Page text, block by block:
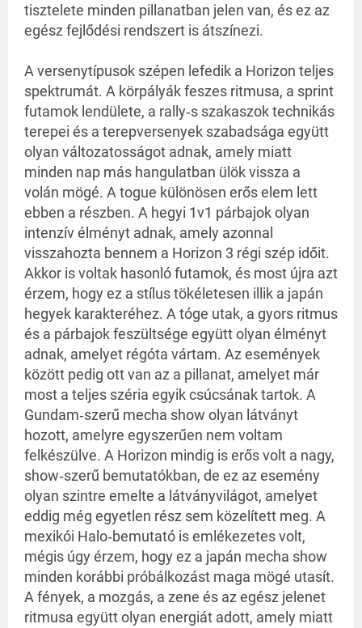
tisztelete minden pillanatban jelen van, és ez az
egész fejlődési rendszert is átszínezi.
A versenytípusok szépen lefedik a Horizon teljes
spektrumát. A körpályák feszes ritmusa, a sprint
futamok lendülete, a rally‑s szakaszok technikás
terepei és a terepversenyek szabadsága együtt
olyan változatosságot adnak, amely miatt
minden nap más hangulatban ülök vissza a
volán mögé. A togue különösen erős elem lett
ebben a részben. A hegyi 1v1 párbajok olyan
intenzív élményt adnak, amely azonnal
visszahozta bennem a Horizon 3 régi szép időit.
Akkor is voltak hasonló futamok, és most újra azt
érzem, hogy ez a stílus tökéletesen illik a japán
hegyek karakteréhez. A tóge utak, a gyors ritmus
és a párbajok feszültsége együtt olyan élményt
adnak, amelyet régóta vártam. Az események
között pedig ott van az a pillanat, amelyet már
most a teljes széria egyik csúcsának tartok. A
Gundam‑szerű mecha show olyan látványt
hozott, amelyre egyszerűen nem voltam
felkészülve. A Horizon mindig is erős volt a nagy,
show‑szerű bemutatókban, de ez az esemény
olyan szintre emelte a látványvilágot, amelyet
eddig még egyetlen rész sem közelített meg. A
mexikói Halo‑bemutató is emlékezetes volt,
mégis úgy érzem, hogy ez a japán mecha show
minden korábbi próbálkozást maga mögé utasít.
A fények, a mozgás, a zene és az egész jelenet
ritmusa együtt olyan energiát adott, amely miatt